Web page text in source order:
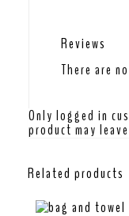
Reviews
There are
Only logged in
product may
Related products